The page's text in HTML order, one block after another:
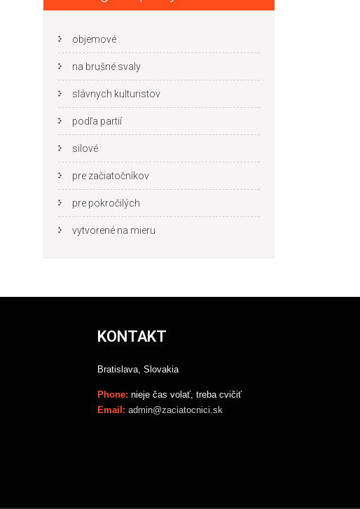
objemové
na brušné svaly
slávnych kulturistov
podľa partií
silové
pre začiatočníkov
pre pokročilých
vytvorené na mieru
KONTAKT
Bratislava, Slovakia
Phone: nieje čas volať, treba cvičiť
Email: admin@zaciatocnici.sk